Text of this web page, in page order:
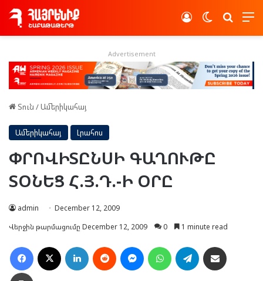
Switch skin
Log In
Advertisement
Տուն /Ամերիկահայ
Ամերիկահայ Լրահոս
ՓՐՈՎԻՏԸՆՍԻ ԳԱՂՈՒԹԸ
ՏՕՆԵՑ Հ.Յ.Դ.-Ի ՕՐԸ
admin
December 12, 2009
Վերջին թարմացումը December 12, 2009
0 1 minute read
Facebook LinkedIn Reddit MessengerWhatsAppTelegram
Տպել